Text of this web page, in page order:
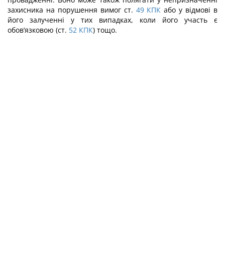
захисника на порушення вимог ст. 49 КПК або у відмові в
його за­лученні у тих випадках, коли його участь є
обов’язковою (ст. 52 КПК) тощо.